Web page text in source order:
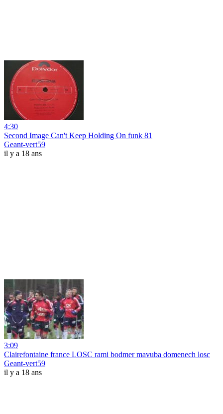
4:30
Second Image Can't Keep Holding On funk 81
Geant-vert59
il y a 18 ans
3:09
Clairefontaine france LOSC rami bodmer mavuba domenech losc
Geant-vert59
il y a 18 ans